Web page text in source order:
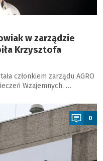
w zarządzie
Krzysztofa
członkiem zarządu AGRO
Wzajemnych. …
0